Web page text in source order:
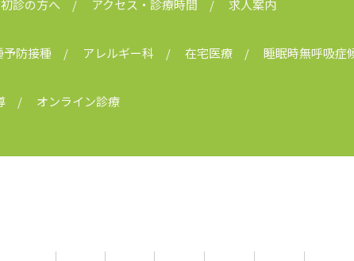
初診の方へ アクセス・診療時間 求人案内
予防接種 アレルギー科 在宅医療 睡眠時無呼吸症
オンライン診療